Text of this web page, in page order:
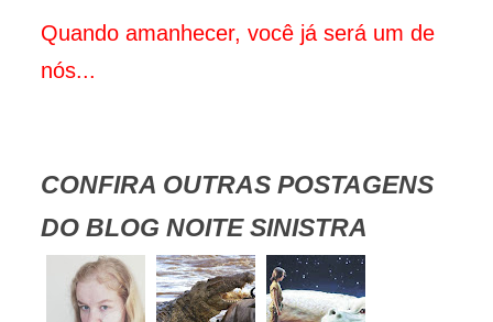
Quando amanhecer, você já será um de
nós...
CONFIRA OUTRAS POSTAGENS
DO BLOG NOITE SINISTRA